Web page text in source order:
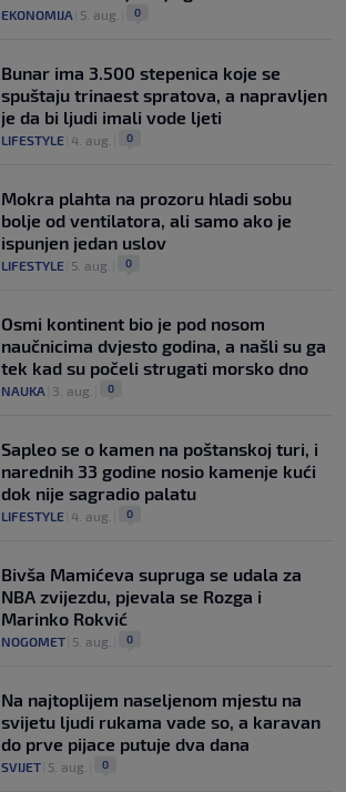
EKONOMIJA 5. aug. 0
Bunar imа 3.500 stepenica koje se
spuštaju trinaest spratova, a napravljen
je da bi ljudi imali vode ljeti
LIFESTYLE 4. aug. 0
Mokra plahta na prozoru hladi sobu
bolje od ventilatora, ali samo ako je
ispunjen jedan uslov
LIFESTYLE 5. aug. 0
Osmi kontinent bio je pod nosom
naučnicima dvjesto godina, a našli su ga
tek kad su počeli strugati morsko dno
NAUKA 3. aug. 0
Saplео se o kamen na poštanskoj turi, i
narednih 33 godine nosio kamenje kući
dok nije sagradio palatu
LIFESTYLE 4. aug. 0
Bivša Mamićeva supruga se udala za
NBA zvijezdu, pjevala se Rozga i
Marinko Rokvić
NOGOMET 5. aug. 0
Na najtoplijem naseljenom mjestu na
svijetu ljudi rukama vade so, a karavan
do prve pijace putuje dva dana
SVIJET 5. aug. 0